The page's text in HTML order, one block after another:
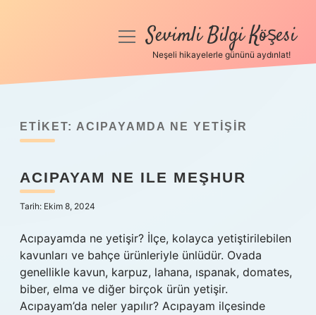
Anasayfa
Yasal Uyarı
Hakkımızda
menüyüSevimli Bilgi Köşesi
Neşeli hikayelerle gününü aydınlat!
ETIKET: ACIPAYAMDA NE YETIŞIR
ACIPAYAM NE ILE MEŞHUR
Tarih: Ekim 8, 2024
Acıpayamda ne yetişir? İlçe, kolayca yetiştirilebilen
kavunları ve bahçe ürünleriyle ünlüdür. Ovada
genellikle kavun, karpuz, lahana, ıspanak, domates,
biber, elma ve diğer birçok ürün yetişir.
Acıpayam’da neler yapılır? Acıpayam ilçesinde